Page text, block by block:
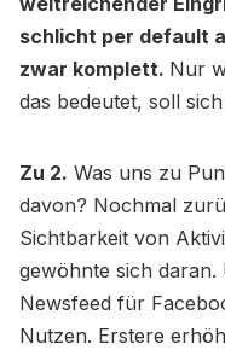
schlicht per default
zwar komplett. Nur
das bedeutet, soll
Zu 2. Was uns zu
davon? Nochmal
Sichtbarkeit von
gewöhnte sich
Newsfeed für
Nutzen. Erstere